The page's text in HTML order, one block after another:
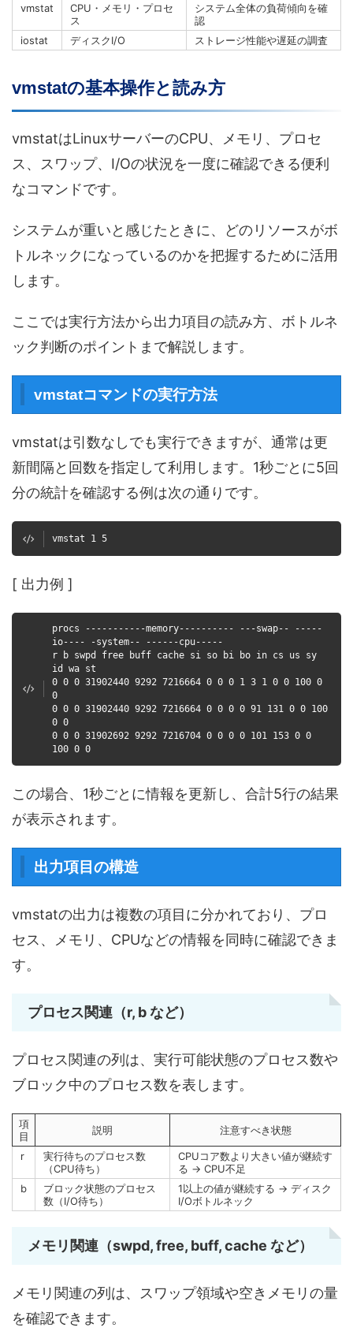
vmstat
CPU・メモリ・プロセ
ス
システム全体の負荷傾向を確
認
iostat
ディスクI/O ストレージ性能や遅延の調査
vmstatの基本操作と読み方
vmstatはLinuxサーバーのCPU、メモリ、プロセ
ス、スワップ、I/Oの状況を一度に確認できる便利
なコマンドです。
システムが重いと感じたときに、どのリソースがボ
トルネックになっているのかを把握するために活用
します。
ここでは実行方法から出力項目の読み方、ボトルネ
ック判断のポイントまで解説します。
vmstatコマンドの実行方法
vmstatは引数なしでも実行できますが、通常は更
新間隔と回数を指定して利用します。1秒ごとに5回
分の統計を確認する例は次の通りです。
vmstat 1 5
[ 出力例 ]
procs -----------memory---------- ---swap-- -----
io---- -system-- ------cpu-----
r b swpd free buff cache si so bi bo in cs us sy
id wa st
0 0 0 31902440 9292 7216664 0 0 0 1 3 1 0 0 100 0
0
0 0 0 31902440 9292 7216664 0 0 0 0 91 131 0 0 100
0 0
0 0 0 31902692 9292 7216704 0 0 0 0 101 153 0 0
100 0 0
この場合、1秒ごとに情報を更新し、合計5行の結果
が表示されます。
出力項目の構造
vmstatの出力は複数の項目に分かれており、プロ
セス、メモリ、CPUなどの情報を同時に確認できま
す。
プロセス関連（r, b など）
プロセス関連の列は、実行可能状態のプロセス数や
ブロック中のプロセス数を表します。
項
目
説明 注意すべき状態
r
実行待ちのプロセス数
（CPU待ち）
CPUコア数より大きい値が継続す
る → CPU不足
b
ブロック状態のプロセス
数（I/O待ち）
1以上の値が継続する → ディスク
I/Oボトルネック
メモリ関連（swpd, free, buff, cache など）
メモリ関連の列は、スワップ領域や空きメモリの量
を確認できます。